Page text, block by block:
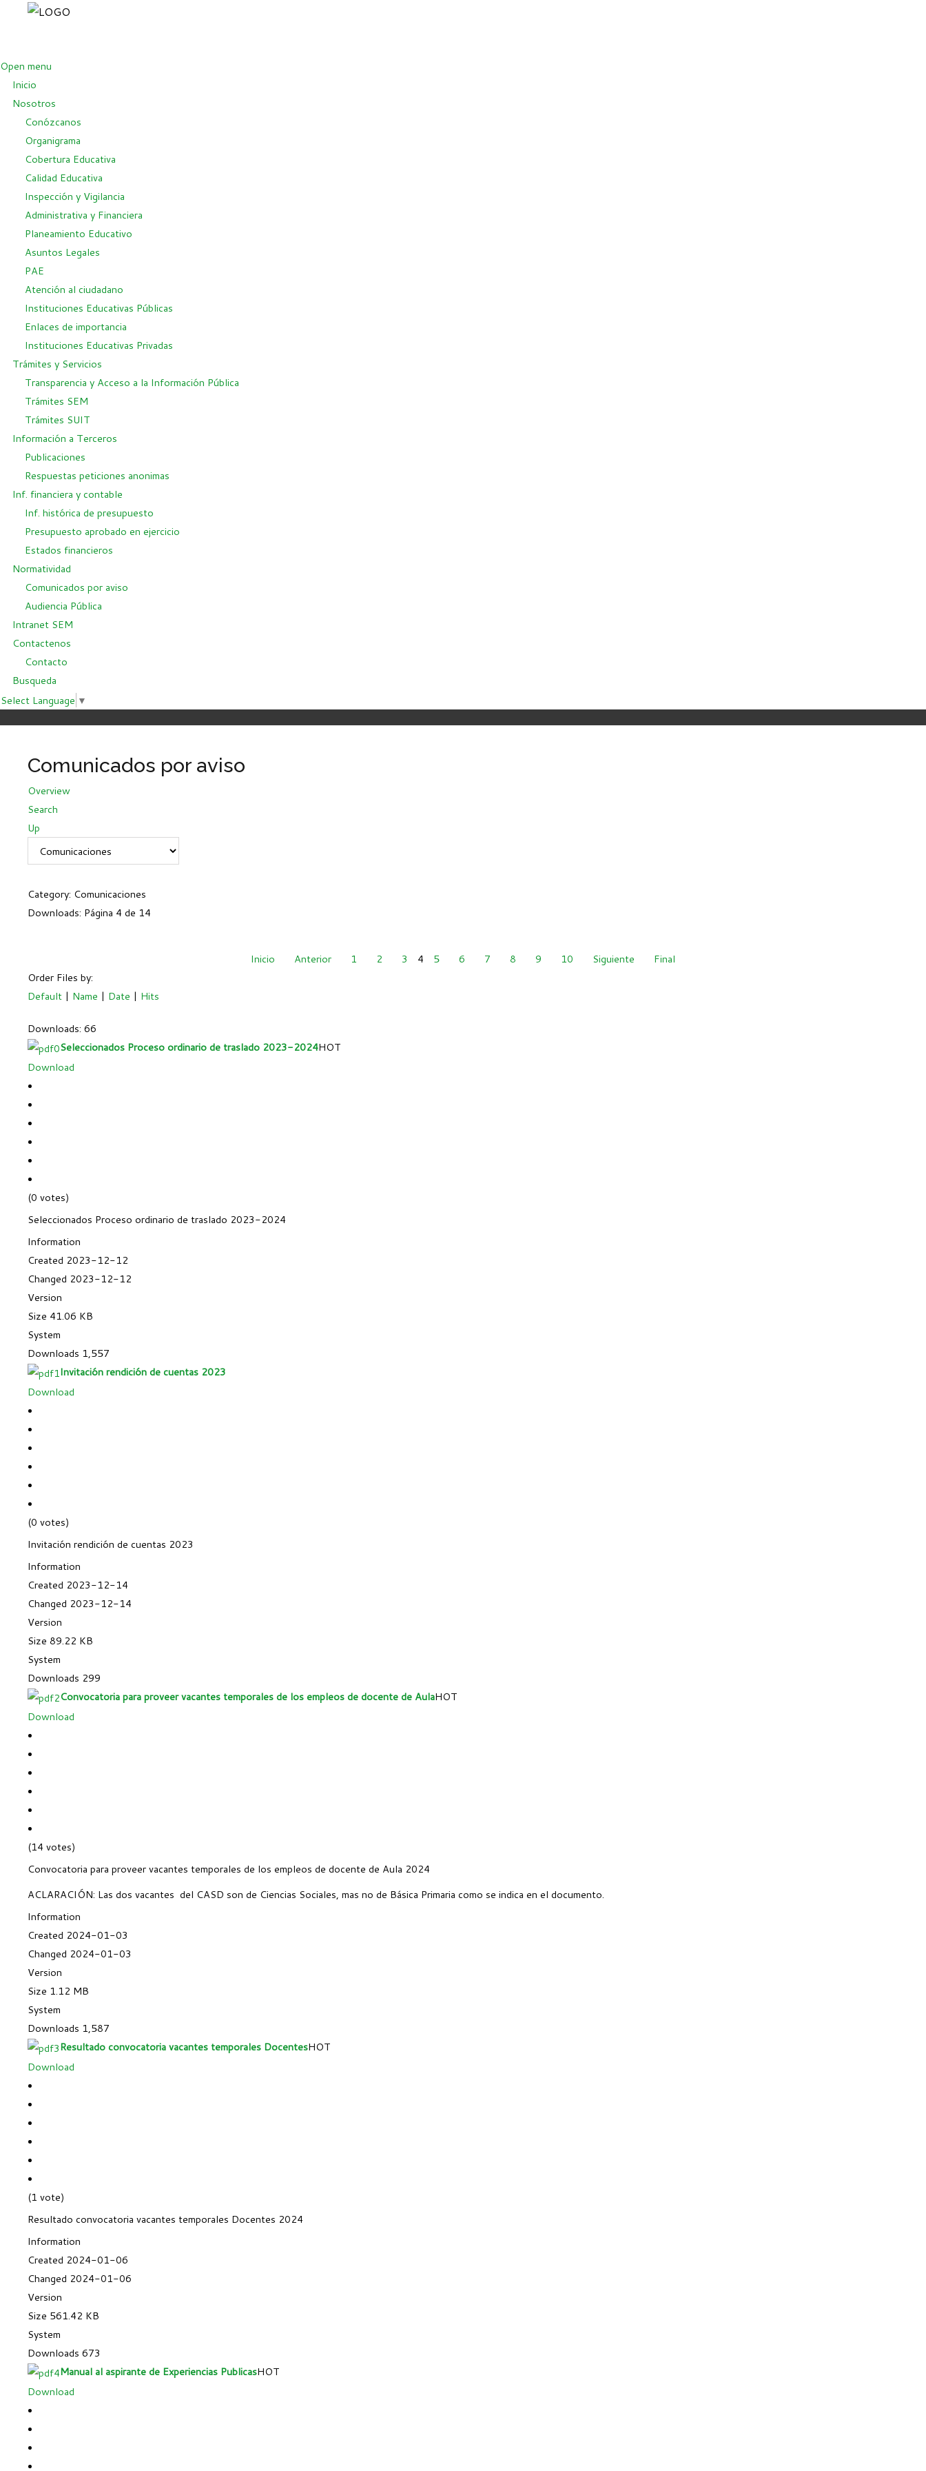
Open menu
Inicio
Nosotros
Conózcanos
Organigrama
Cobertura Educativa
Calidad Educativa
Inspección y Vigilancia
Administrativa y Financiera
Planeamiento Educativo
Asuntos Legales
PAE
Atención al ciudadano
Instituciones Educativas Públicas
Enlaces de importancia
Instituciones Educativas Privadas
Trámites y Servicios
Transparencia y Acceso a la Información Pública
Trámites SEM
Trámites SUIT
Información a Terceros
Publicaciones
Respuestas peticiones anonimas
Inf. financiera y contable
Inf. histórica de presupuesto
Presupuesto aprobado en ejercicio
Estados financieros
Normatividad
Comunicados por aviso
Audiencia Pública
Intranet SEM
Contactenos
Contacto
Busqueda
Select Language ▼
Comunicados por aviso
Overview
Search
Up
Category: Comunicaciones
Downloads: Página 4 de 14
Inicio Anterior 1 2 3 4 5 6 7 8 9 10 Siguiente
Final
Order Files by:
Default | Name | Date | Hits
Downloads: 66
Seleccionados Proceso ordinario de traslado 2023-2024HOT
Download
(0 votes)
Seleccionados Proceso ordinario de traslado 2023-2024
Information
Created 2023-12-12
Changed 2023-12-12
Version
Size 41.06 KB
System
Downloads 1,557
Invitación rendición de cuentas 2023
Download
(0 votes)
Invitación rendición de cuentas 2023
Information
Created 2023-12-14
Changed 2023-12-14
Version
Size 89.22 KB
System
Downloads 299
Convocatoria para proveer vacantes temporales de los empleos de docente de AulaHOT
Download
(14 votes)
Convocatoria para proveer vacantes temporales de los empleos de docente de Aula 2024
ACLARACIÓN: Las dos vacantes del CASD son de Ciencias Sociales, mas no de Básica Primaria como se indica en el documento.
Information
Created 2024-01-03
Changed 2024-01-03
Version
Size 1.12 MB
System
Downloads 1,587
Resultado convocatoria vacantes temporales DocentesHOT
Download
(1 vote)
Resultado convocatoria vacantes temporales Docentes 2024
Information
Created 2024-01-06
Changed 2024-01-06
Version
Size 561.42 KB
System
Downloads 673
Manual al aspirante de Experiencias PublicasHOT
Download